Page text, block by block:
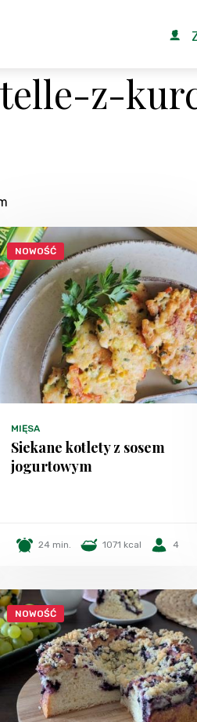
z-
NOWOŚĆ
MIĘSA
Siekane kotlety z sosem
jogurtowym
24 min. 1071 kcal 4
NOWOŚĆ